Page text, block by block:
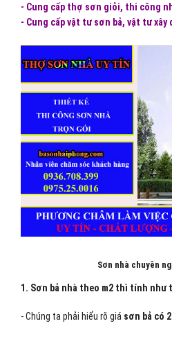
- Cung cấp thợ sơn giỏi, thi công
- Cung cấp vật tư sơn bả, vật tư xây
Sơn nhà chuyên
1. Sơn bả nhà theo m2 thì tính như
- Chúng ta phải hiểu rõ giá sơn bả có